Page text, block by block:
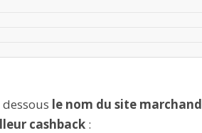
le nom du site marchand
cashback :